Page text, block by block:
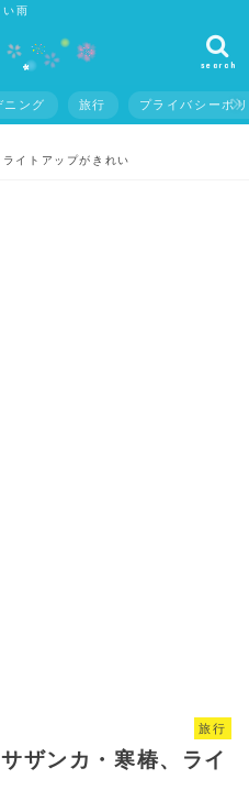
い雨
search
ニング 旅行 プライバシーポ
イトアップがきれい
旅行
ザンカ・寒椿、ライ